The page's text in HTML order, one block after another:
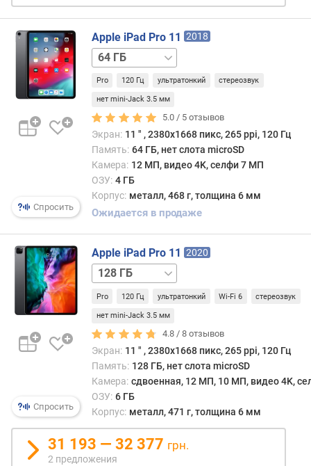
г
и
м
о
т
д
р
о
д
е
в
ы
м
о
ы
в
а
м
Спросить
Apple iPad Pro 11 2018
64 ГБ
/
LTE
256 ГБ
256 ГБ
LTE
512 ГБ
512 ГБ
/
LTE1 ТБ 1 ТБ
/
Pro 120 Гц ультратонкий стереозвук
нет mini-Jack 3.5 мм
5.0 / 5 отзывов
Экран: 11 ″ , 2380х1668 пикс, 265 ppi, 120 Гц
Память: 64 ГБ, нет слота microSD
Камера: 12 МП, видео 4K, селфи 7 МП
ОЗУ: 4 ГБ
Корпус: металл, 468 г, толщина 6 мм
Ожидается в продаже
Спросить
Apple iPad Pro 11 2020
256 ГБ256 ГБ
/
LTE512 ГБ512 ГБ
LTE
1 ТБ
1 ТБ
LTE
Pro 120 Гц ультратонкий Wi-Fi 6 стереозвук
нет mini-Jack 3.5 мм
4.8 /8 отзывов
Экран: 11 ″ , 2380х1668 пикс, 265 ppi, 120 Гц
Память: 128 ГБ, нет слота microSD
Камера: сдвоенная, 12 МП, 10 МП, видео 4K,
ОЗУ: 6 ГБ
Корпус: металл, 471 г, толщина 6 мм
31 193 — 32 377 грн.
2 предложения